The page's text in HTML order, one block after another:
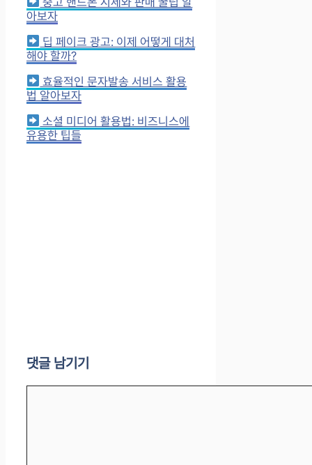
아보자
딥 페이크 광고: 이제 어떻게 대처
해야 할까?
효율적인 문자발송 서비스 활용
법 알아보자
소셜 미디어 활용법: 비즈니스에
유용한 팁들
댓글 남기기